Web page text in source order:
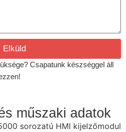
Elküld
Csapatunk készséggel áll
műszaki adatok
sorozatú HMI kijelzőmodul